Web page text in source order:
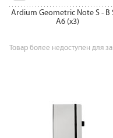
Ardium Geometric Note S - B
A6 (x3)
Товар более недоступен для